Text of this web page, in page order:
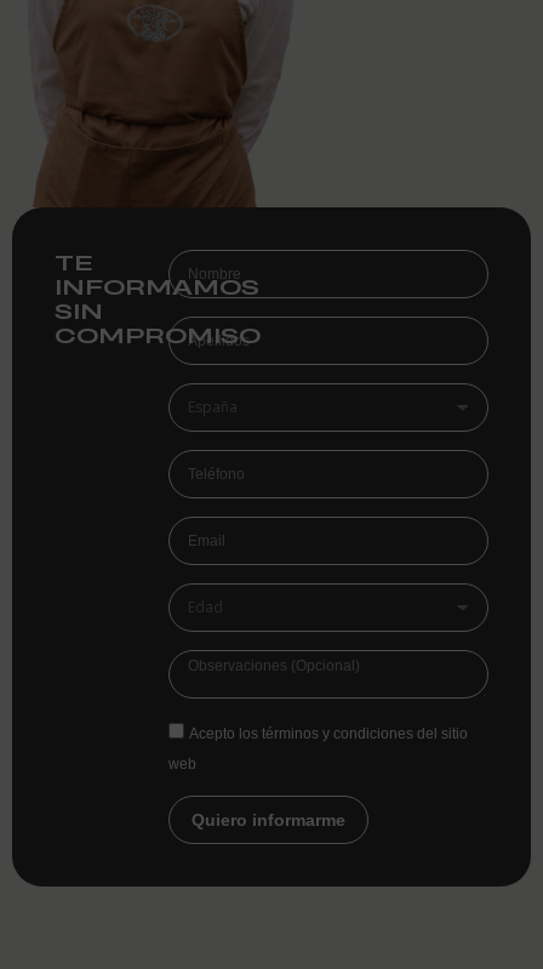
TE
INFORMAMOS
SIN
COMPROMISO
Acepto los términos y condiciones del sitio
web
Quiero informarme